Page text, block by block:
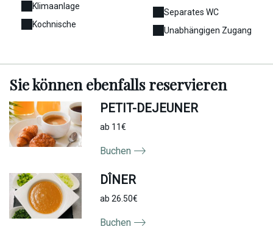
Klimaanlage
Kochnische
Separates WC
Unabhängigen Zugang
Sie könnenebenfallsreservieren
PETIT-DEJEUNER
ab 11€
Buchen
DÎNER
ab 26.50€
Buchen